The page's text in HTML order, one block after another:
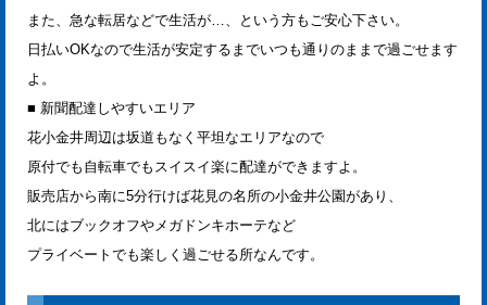
また、急な転居などで生活が…、という方もご安心下さい。
日払いOKなので生活が安定するまでいつも通りのままで過ごせます
よ。
■ 新聞配達しやすいエリア
花小金井周辺は坂道もなく平坦なエリアなので
原付でも自転車でもスイスイ楽に配達ができますよ。
販売店から南に5分行けば花見の名所の小金井公園があり、
北にはブックオフやメガドンキホーテなど
プライベートでも楽しく過ごせる所なんです。